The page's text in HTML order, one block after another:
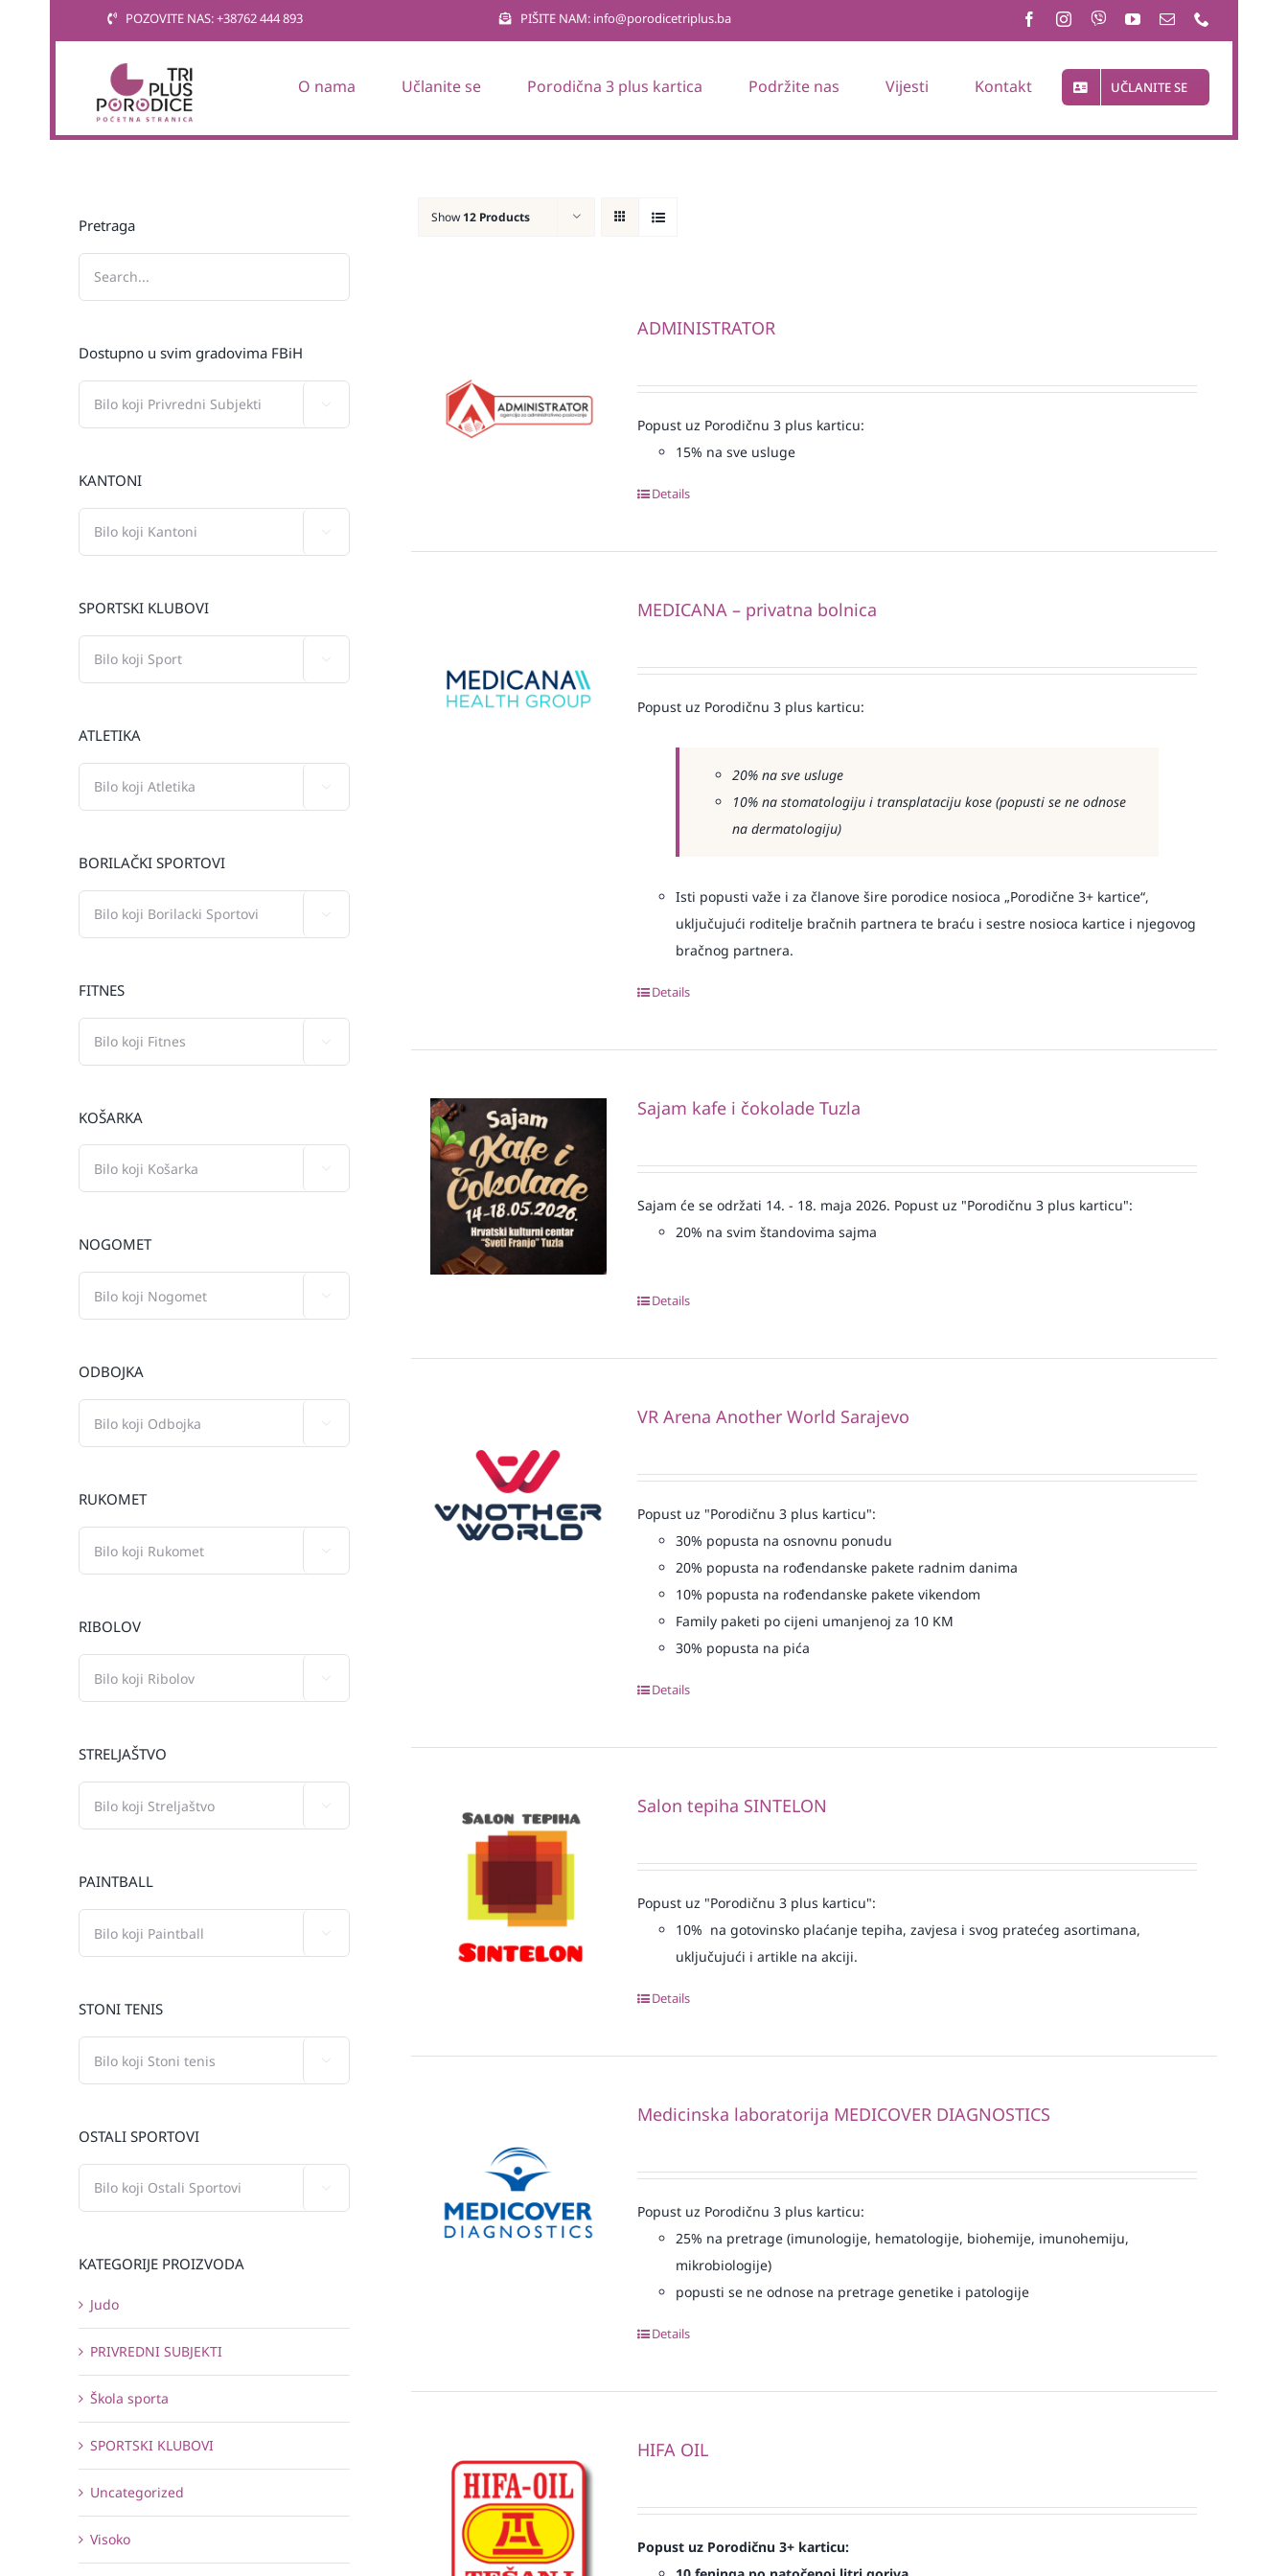
POZOVITE NAS: +38762 444 893 PIŠITE NAM: info@porodicetriplus.ba
O nama Učlanite se Porodična 3 plus kartica Podržite nas Vijesti Kontakt UČLANITE SE
Show 12 Products
ADMINISTRATOR
Popust uz Porodičnu 3 plus karticu:
15% na sve usluge
Details
MEDICANA – privatna bolnica
Popust uz Porodičnu 3 plus karticu:
20% na sve usluge
10% na stomatologiju i transplataciju kose (popusti se ne odnose
na dermatologiju)
Isti popusti važe i za članove šire porodice nosioca „Porodične 3+ kartice“,
uključujući roditelje bračnih partnera te braću i sestre nosioca kartice i njegovog
bračnog partnera.
Details
Sajam kafe i čokolade Tuzla
Sajam će se održati 14. - 18. maja 2026. Popust uz "Porodičnu 3 plus karticu":
20% na svim štandovima sajma
Details
VR Arena Another World Sarajevo
Popust uz "Porodičnu 3 plus karticu":
30% popusta na osnovnu ponudu
20% popusta na rođendanske pakete radnim danima
10% popusta na rođendanske pakete vikendom
Family paketi po cijeni umanjenoj za 10 KM
30% popusta na pića
Details
Salon tepiha SINTELON
Popust uz "Porodičnu 3 plus karticu":
10% na gotovinsko plaćanje tepiha, zavjesa i svog pratećeg asortimana,
uključujući i artikle na akciji.
Details
Medicinska laboratorija MEDICOVER DIAGNOSTICS
Popust uz Porodičnu 3 plus karticu:
25% na pretrage (imunologije, hematologije, biohemije, imunohemiju,
mikrobiologije)
popusti se ne odnose na pretrage genetike i patologije
Details
HIFA OIL
Popust uz Porodičnu 3+ karticu:
Pretraga
Dostupno u svim gradovima FBiH
KANTONI
SPORTSKI KLUBOVI
ATLETIKA
BORILAČKI SPORTOVI
FITNES
KOŠARKA
NOGOMET
ODBOJKA
RUKOMET
RIBOLOV
STRELJAŠTVO
PAINTBALL
STONI TENIS
OSTALI SPORTOVI
KATEGORIJE PROIZVODA
Judo
PRIVREDNI SUBJEKTI
Škola sporta
SPORTSKI KLUBOVI
Uncategorized
Visoko